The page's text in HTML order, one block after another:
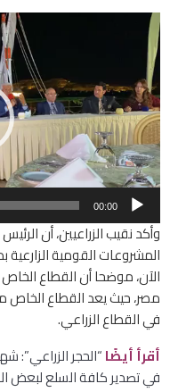
مشغل
الفيديو
00:00
وأكد نقيب الزراعيين، أن
المشروعات القومية
الآن، موضحا أن القطاع
مصر، حيث يعد القطاع الخاص
في القطاع الزراعي.
أقرأ أيضًا“الحجر الزراعي”:
في تصدير كافة السلع لبعض